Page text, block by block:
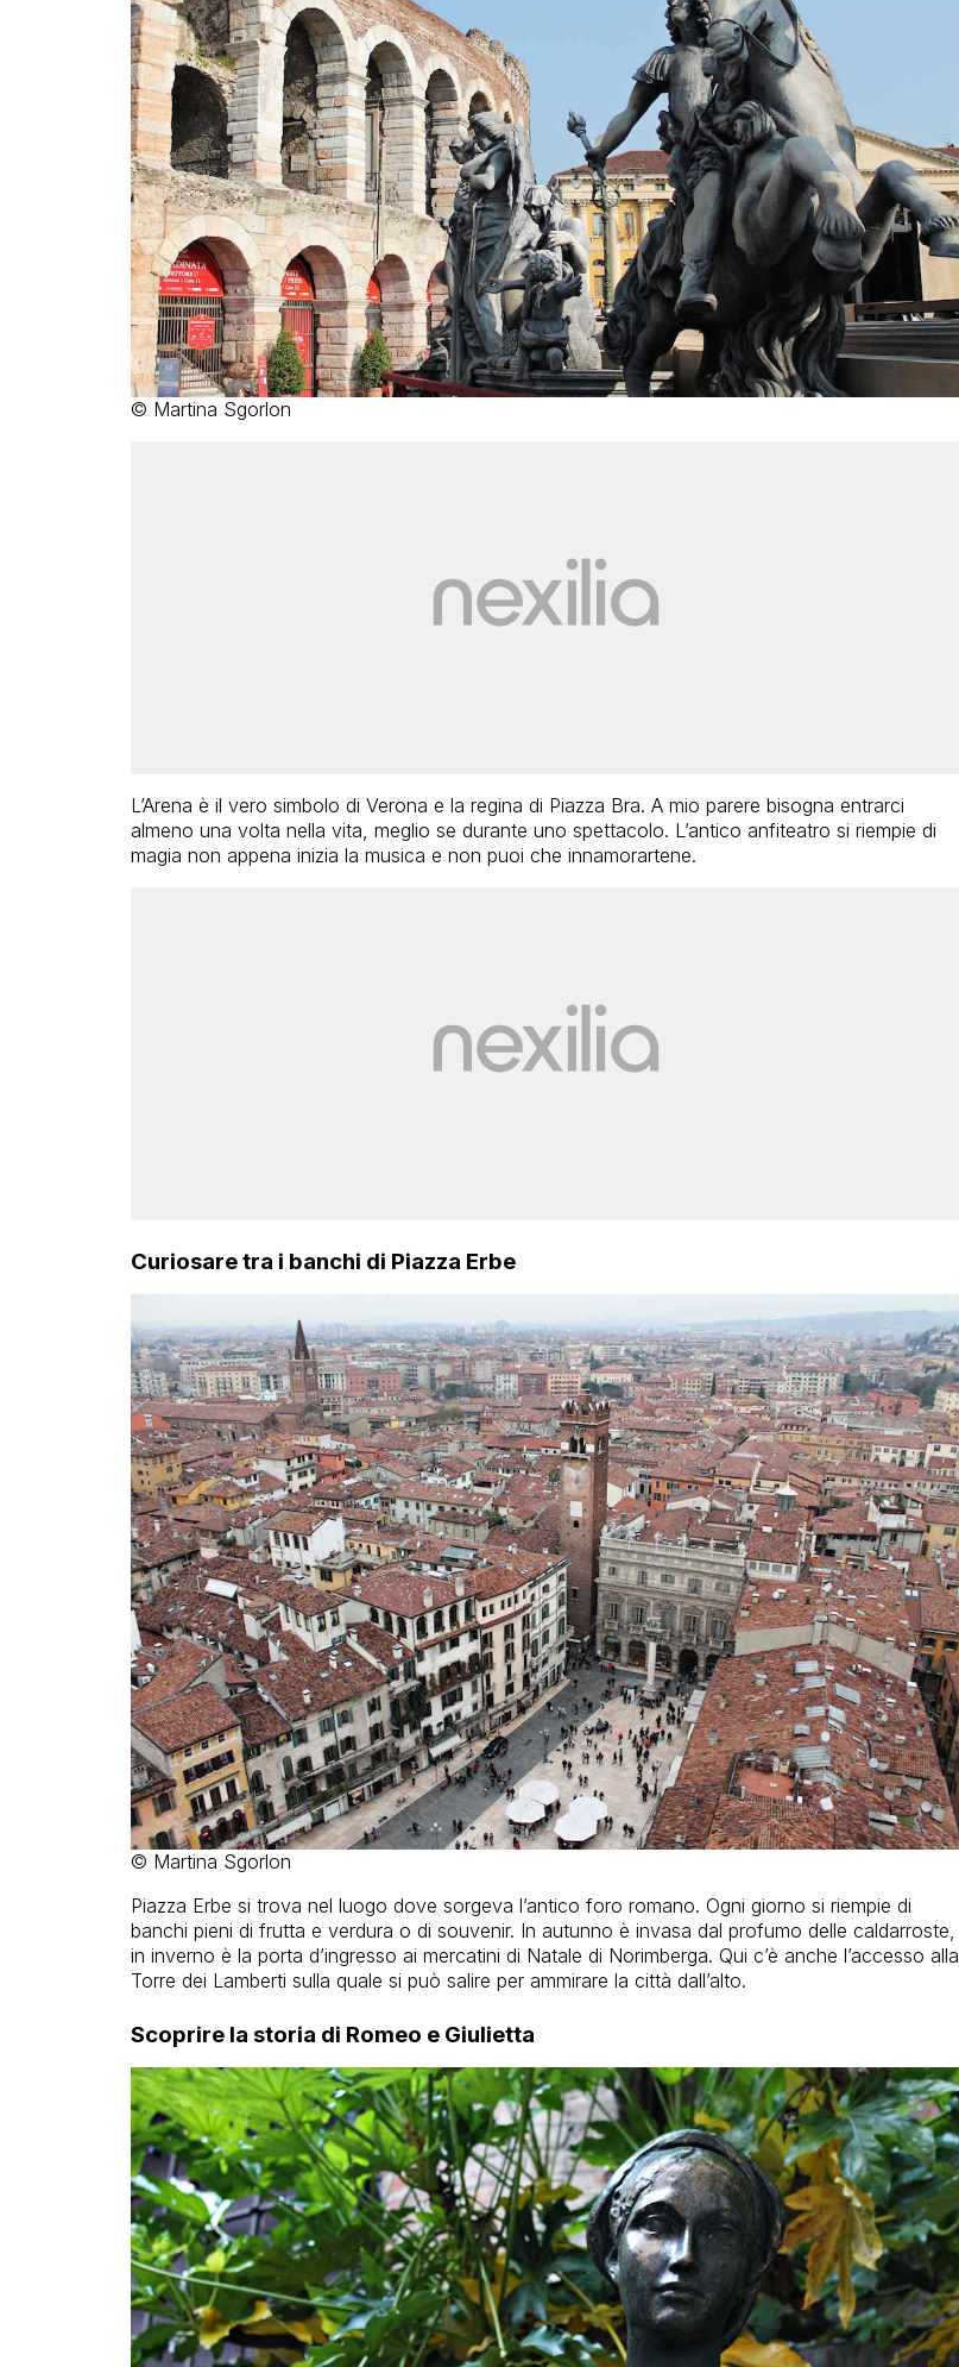
© Martina Sgorlon
L’Arena è il vero simbolo di Verona e la regina di Piazza Bra. A mio parere bisogna entrarci
almeno una volta nella vita, meglio se durante uno spettacolo. L’antico anfiteatro si riempie di
magia non appena inizia la musica e non puoi che innamorartene.
Curiosare tra i banchi di Piazza Erbe
© Martina Sgorlon
Piazza Erbe si trova nel luogo dove sorgeva l’antico foro romano. Ogni giorno si riempie di
banchi pieni di frutta e verdura o di souvenir. In autunno è invasa dal profumo delle caldarroste,
in inverno è la porta d’ingresso ai mercatini di Natale di Norimberga. Qui c’è anche l’accesso alla
Torre dei Lamberti sulla quale si può salire per ammirare la città dall’alto.
Scoprire la storia di Romeo e Giulietta